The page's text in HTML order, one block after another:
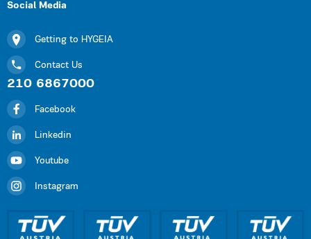
Social Media
Getting to HYGEIA
Contact Us
210 6867000
Facebook
Linkedin
Youtube
Instagram